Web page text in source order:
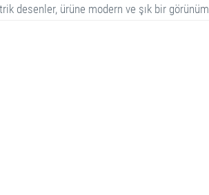
desenler, ürüne modern ve şık bir görünüm